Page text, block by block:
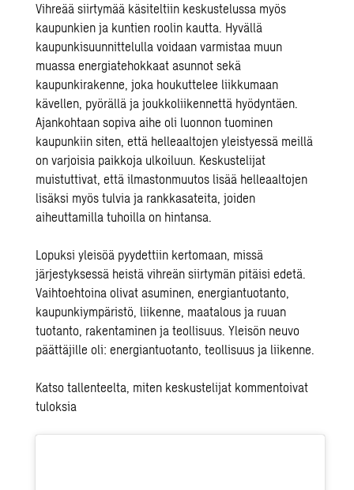
Vihreää siirtymää käsiteltiin keskustelussa myös
kaupunkien ja kuntien roolin kautta. Hyvällä
kaupunkisuunnittelulla voidaan varmistaa muun
muassa energiatehokkaat asunnot sekä
kaupunkirakenne, joka houkuttelee liikkumaan
kävellen, pyörällä ja joukkoliikennettä hyödyntäen.
Ajankohtaan sopiva aihe oli luonnon tuominen
kaupunkiin siten, että helleaaltojen yleistyessä meillä
on varjoisia paikkoja ulkoiluun. Keskustelijat
muistuttivat, että ilmastonmuutos lisää helleaaltojen
lisäksi myös tulvia ja rankkasateita, joiden
aiheuttamilla tuhoilla on hintansa.
Lopuksi yleisöä pyydettiin kertomaan, missä
järjestyksessä heistä vihreän siirtymän pitäisi edetä.
Vaihtoehtoina olivat asuminen, energiantuotanto,
kaupunkiympäristö, liikenne, maatalous ja ruuan
tuotanto, rakentaminen ja teollisuus. Yleisön neuvo
päättäjille oli: energiantuotanto, teollisuus ja liikenne.
Katso tallenteelta, miten keskustelijat kommentoivat
tuloksia